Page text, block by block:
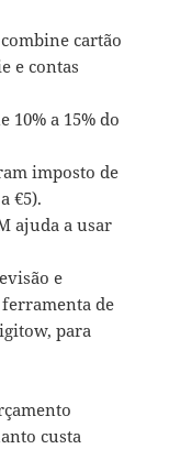
combine cartão
e contas
10% a 15% do
imposto de
€5).
ajuda a usar
e
de
para
custa